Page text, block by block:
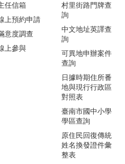
任信箱
上預約申請
意度調查
上參與
村里街路門牌查
詢
中文地址英譯查
詢
可異地申辦案件
查詢
日據時期住所番
地與現行行政區
對照表
臺南市國中小學
學區查詢
原住民回復傳統
姓名換發證件彙
整表